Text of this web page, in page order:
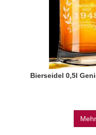
Bierseidel 0,5l